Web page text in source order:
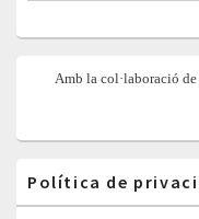
Amb la col·laboració
Política de